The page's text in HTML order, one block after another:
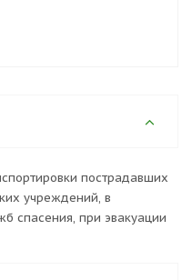
пострадавших
учреждений, в
спасения, при эвакуации